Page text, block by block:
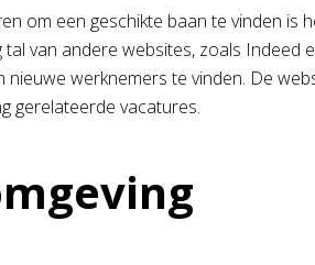
om een geschikte baan te vinden
van andere websites, zoals Indeed
nieuwe werknemers te vinden. De
gerelateerde vacatures.